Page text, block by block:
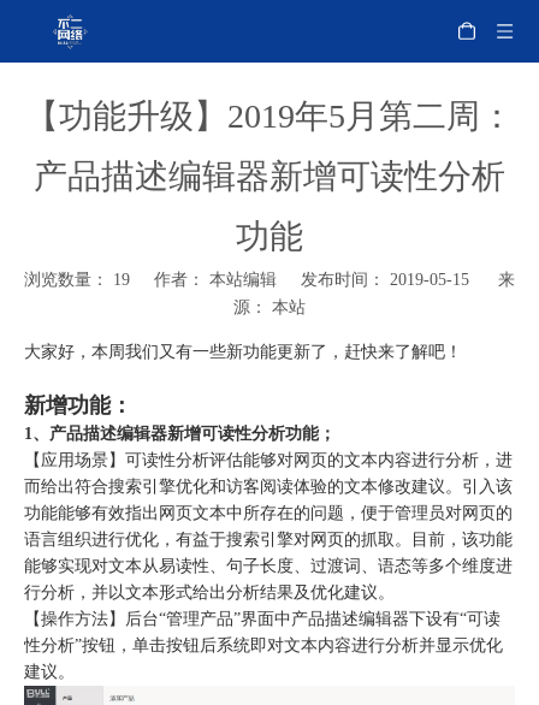
【功能升级】2019年5月第二周：
产品描述编辑器新增可读性分析
功能
浏览数量： 19 作者： 本站编辑 发布时间： 2019-05-15 来
源： 本站
大家好，本周我们又有一些新功能更新了，赶快来了解吧！
新增功能：
1、产品描述编辑器新增可读性分析功能；
【应用场景】可读性分析评估能够对网页的文本内容进行分析，进
而给出符合搜索引擎优化和访客阅读体验的文本修改建议。引入该
功能能够有效指出网页文本中所存在的问题，便于管理员对网页的
语言组织进行优化，有益于搜索引擎对网页的抓取。目前，该功能
能够实现对文本从易读性、句子长度、过渡词、语态等多个维度进
行分析，并以文本形式给出分析结果及优化建议。
【操作方法】后台“管理产品”界面中产品描述编辑器下设有“可读
性分析”按钮，单击按钮后系统即对文本内容进行分析并显示优化
建议。